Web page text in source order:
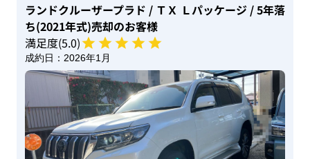
ランドクルーザープラド / ＴＸ Ｌパッケージ / 5年落
ち(2021年式)売却のお客様
満足度(5.0)
成約日： 2026年1月